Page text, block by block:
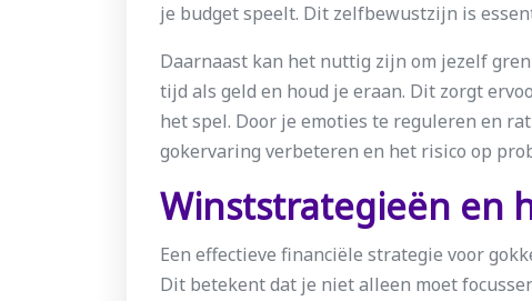
je budget speelt. Dit zelfbewustzijn is
Daarnaast kan het nuttig zijn om jezelf
tijd als geld en houd je eraan. Dit zorgt
het spel. Door je emoties te reguleren en
gokervaring verbeteren en het risico op
Winststrategieën en
Een effectieve financiële strategie voor
Dit betekent dat je niet alleen moet